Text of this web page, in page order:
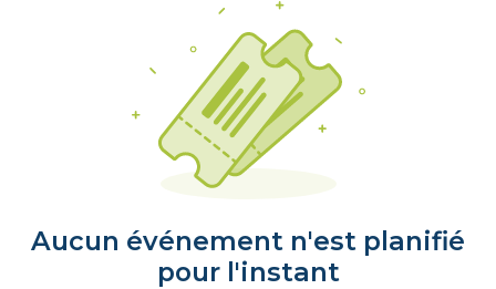
Aucun événement n'est planifié
pour l'instant